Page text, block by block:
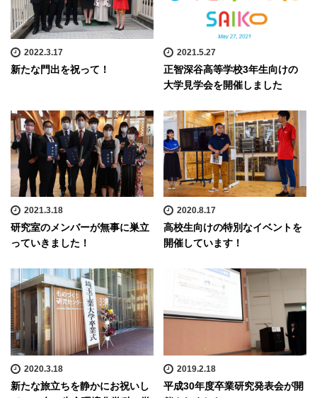
2022.3.17
新たな門出を祝って！
2021.5.27
正智深谷高等学校3年生向けの
大学見学会を開催しました
2021.3.18
研究室のメンバーが無事に巣立
っていきました！
2020.8.17
高校生向けの特別なイベントを
開催しています！
2020.3.18
新たな旅立ちを静かにお祝いし
2019.2.18
平成30年度卒業研究発表会が開